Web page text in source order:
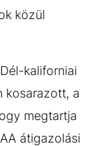
közül
kaliforniai
kosarazott, a
megtartja
átigazolási